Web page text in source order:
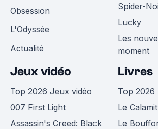
Obsession
L'Odyssée
Actualité
Spider-
Lucky
Les
moment
Jeux vidéo
Top 2026 Jeux vidéo
007 First Light
Assassin's Creed: Black
Livres
Top 2026
Le
Le